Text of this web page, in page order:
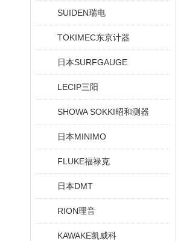
SUIDEN瑞电
TOKIMEC东京计器
日本SURFGAUGE
LECIP三阳
SHOWA SOKKI昭和测器
日本MINIMO
FLUKE福禄克
日本DMT
RION理音
KAWAKE凯威科